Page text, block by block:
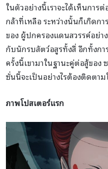
ในตัวอย่างนี้เราจะได้เห็นการ
กล้าที่เหลือ ระหว่างนั้นก็เกิดก
ของ ผู้ปกครองแดนสวรรค์อย่า
กับนักรบสัตว์อสูรทั้งสี่ อีกทั้งกา
ครั้งนี้เขามาในฐานะคู่ต่อสู้ของ
ซั่นนี้จะเป็นอย่างไรต้องติดตา
ภาพโปสเตอร์แรก